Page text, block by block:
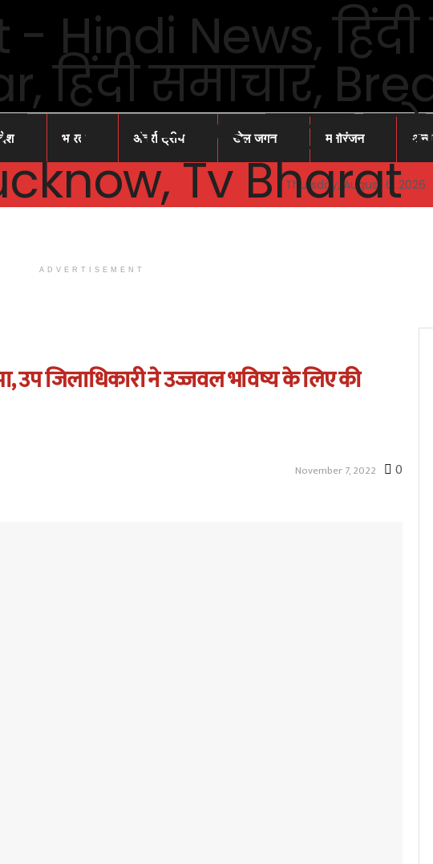
भारत अंतर्राष्ट्रीय खेल जगत मनोरंजन अन्य
Thursday, August 6, 2026
ADVERTISEMENT
उप जिलाधिकारी ने उज्जवल भविष्य के लिए की
November 7, 2022 0